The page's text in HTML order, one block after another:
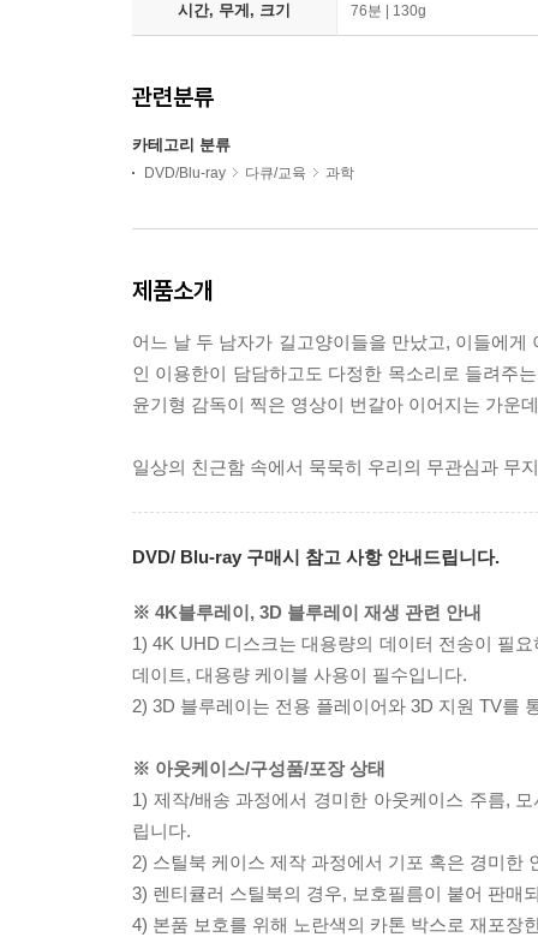
시간, 무게, 크기 76분 | 130g
관련분류
카테고리 분류
DVD/Blu-ray 다큐/교육 과학
제품소개
어느 날 두 남자가 길고양이들을 만났고, 이들에
인 이용한이 담담하고도 다정한 목소리로 들려주
윤기형 감독이 찍은 영상이 번갈아 이어지는 가운
일상의 친근함 속에서 묵묵히 우리의 무관심과 무
DVD/ Blu-ray 구매시 참고 사항 안내드립니다.
※ 4K블루레이, 3D 블루레이 재생 관련 안내
1) 4K UHD 디스크는 대용량의 데이터 전송이 필
데이트, 대용량 케이블 사용이 필수입니다.
2) 3D 블루레이는 전용 플레이어와 3D 지원 TV를
※ 아웃케이스/구성품/포장 상태
1) 제작/배송 과정에서 경미한 아웃케이스 주름,
립니다.
2) 스틸북 케이스 제작 과정에서 기포 혹은 경미한
3) 렌티큘러 스틸북의 경우, 보호필름이 붙어 판매
4) 본품 보호를 위해 노란색의 카톤 박스로 재포장